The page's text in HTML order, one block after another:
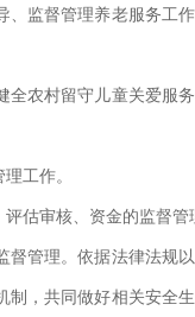
、监督管理养老服务工
全农村留守儿童关爱服
工作。
估审核、资金的监督管
督管理。依据法律法规
，共同做好相关安全生